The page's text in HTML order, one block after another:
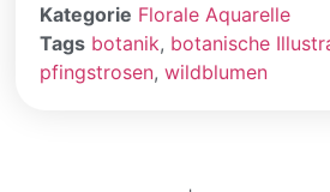
Kategorie Florale Aquarelle
Tags botanik, botanische
pfingstrosen,wildblumen